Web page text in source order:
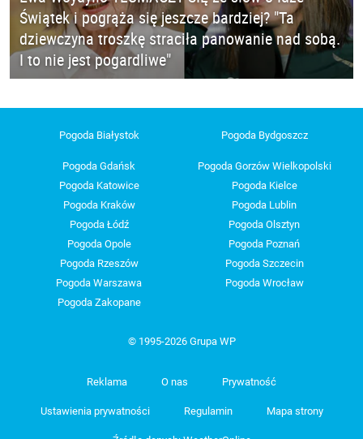
Świątek i pogrąża się jeszcze bardziej? "Ta
dziewczyna troszkę straciła panowanie nad sobą.
I to nie jest pogardliwe"
Pogoda Białystok Pogoda Bydgoszcz
Pogoda Gdańsk
Pogoda Gorzów Wielkopolski
Pogoda Katowice
Pogoda Kielce
Pogoda Kraków
Pogoda Lublin
Pogoda Łódź
Pogoda Olsztyn
Pogoda Opole
Pogoda Poznań
Pogoda Rzeszów
Pogoda Szczecin
Pogoda Warszawa
Pogoda Wrocław
Pogoda Zakopane
© 1995-2026 Grupa WP
Reklama O nas Prywatność
Ustawienia prywatności Regulamin Mapa strony